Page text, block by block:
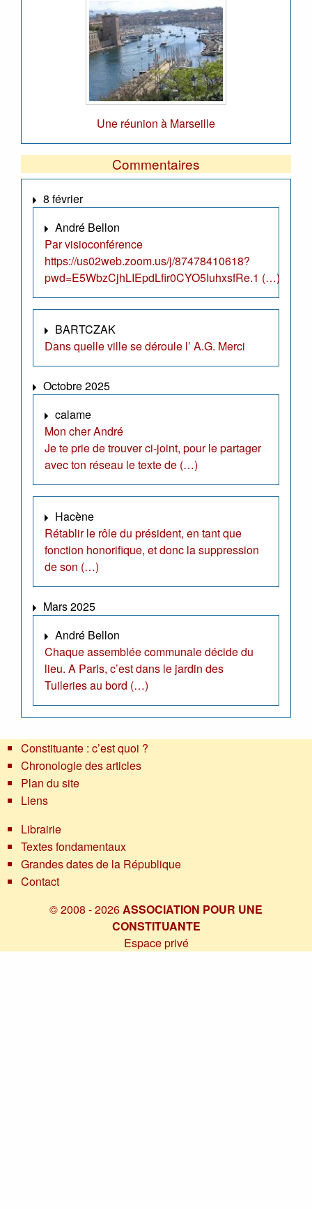
Une réunion à Marseille
Commentaires
8 février
André Bellon
Par visioconférence
https://us02web.zoom.us/j/87478410618?
pwd=E5WbzCjhLIEpdLfir0CYO5IuhxsfRe.1 (…)
BARTCZAK
Dans quelle ville se déroule l’ A.G. Merci
Octobre 2025
calame
Mon cher André
Je te prie de trouver ci-joint, pour le partager
avec ton réseau le texte de (…)
Hacène
Rétablir le rôle du président, en tant que
fonction honorifique, et donc la suppression
de son (…)
Mars 2025
André Bellon
Chaque assemblée communale décide du
lieu. A Paris, c’est dans le jardin des
Tuileries au bord (…)
Constituante : c’est quoi ?
Chronologie des articles
Plan du site
Liens
Librairie
Textes fondamentaux
Grandes dates de la République
Contact
© 2008 - 2026ASSOCIATION POUR UNE
CONSTITUANTE
Espace privé